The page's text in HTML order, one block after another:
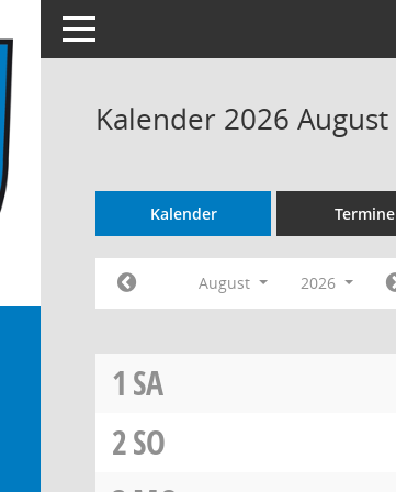
Toggle navigation
Kalender 2026 August
Kalender Termine
August 2026
1 SA
2SO